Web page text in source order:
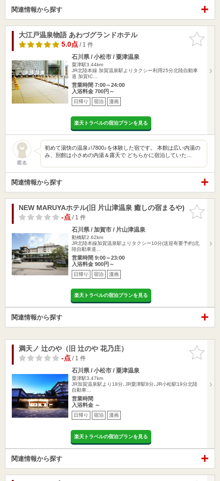
関連情報から探す
お気に入
りに追加
大江戸温泉物語 あわづグランドホテル
5.0点/ 1 件
石川県 / 小松市 / 粟津温泉
粟津駅3.44km
JR北陸本線 加賀温泉駅よりタクシー利用25分北陸自動車
道 加賀IC…
営業時間 7:00～24:00
入浴料金 700円～
日帰り 宿泊 漫画
楽天トラベルの宿泊プランを見る
匿名
初めて湯快の温泉♪\7800♪を体験した宿です。 本館は広い内湯の
み、別館は小さめの内湯＆露天で どちらかに宿泊していた…
関連情報から探す
お気に入
りに追加
NEW MARUYAホテル(旧 片山津温泉 癒しの宿まるや)
-点/ 1 件
石川県 / 加賀市 / 片山津温泉
動橋駅2.62km
JR北陸本線加賀温泉駅よりタクシー10分(送迎有要予約)北
陸自動車道…
営業時間 9:00～23:00
入浴料金 900円～
日帰り 宿泊 漫画
楽天トラベルの宿泊プランを見る
関連情報から探す
お気に入
りに追加
満天ノ 辻のや（旧 辻のや 花乃庄）
-点/ 1 件
石川県 / 小松市 / 粟津温泉
粟津駅3.47km
JR加賀温泉駅より18分､JR粟津駅8分､JR小松駅19分北陸
自動車…
営業時間
入浴料金 ～
日帰り 宿泊 漫画
楽天トラベルの宿泊プランを見る
関連情報から探す